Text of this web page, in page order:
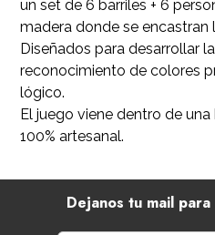
un set de 6 barriles + 6
madera donde se encastran
Diseñados para desarrollar
reconocimiento de colores
lógico.
El juego viene dentro de
100% artesanal.
Dejanos tu mail